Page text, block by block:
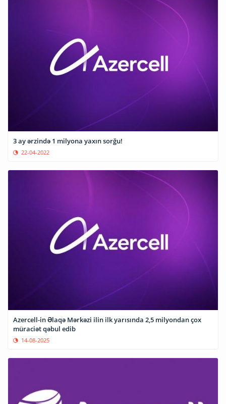
3 ay ərzində 1 milyona yaxın sorğu!
22-04-2022
Azercell-in Əlaqə Mərkəzi ilin ilk yarısında 2,5 milyondan çox
müraciət qəbul edib
14-08-2025